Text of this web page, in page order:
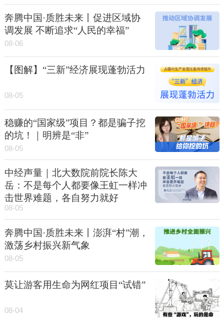
奔腾中国·质胜未来丨促进区域协
调发展 不断追求“人民的幸福”
08-06
【图解】“三新”经济展现蓬勃活力
08-05
稳赚的“国家级”项目？都是骗子挖
的坑！｜明辨是“非”
08-05
中经声量｜北大数院前院长陈大
岳：不是每个人都要像王虹一样冲
击世界难题，各自努力就好
08-05
奔腾中国·质胜未来丨澎湃“村”潮，
激荡乡村振兴新气象
08-05
莫让游客用生命为网红项目“试错”
08-04